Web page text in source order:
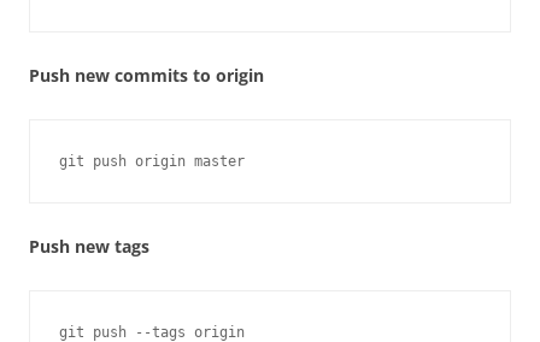
Push new commits to origin
git push origin master
Push new tags
git push --tags origin